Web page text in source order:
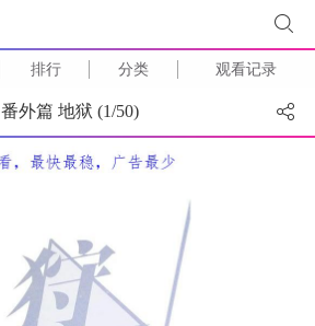
排行 分类 观看记录
番外篇 地狱 (1/50)